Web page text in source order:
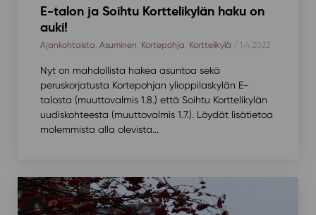
E-talon ja Soihtu Korttelikylän haku on
auki!
Ajankohtaista, Asuminen, Kortepohja, Korttelikylä / 1.4.2022
Nyt on mahdollista hakea asuntoa sekä
peruskorjatusta Kortepohjan ylioppilaskylän E-
talosta (muuttovalmis 1.8.) että Soihtu Korttelikylän
uudiskohteesta (muuttovalmis 1.7.). Löydät lisätietoa
molemmista alla olevista...